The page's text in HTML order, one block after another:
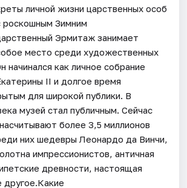
личной жизни царственных особ
роскошным Зимним
Эрмитаж занимает
место среди художественных
начинался как личное собрание
II и долгое время
для широкой публики. В
музей стал публичным. Сейчас
более 3,5 миллионов
них шедевры Леонардо да Винчи,
импрессионистов, античная
древности, настоящая
другое.Какие